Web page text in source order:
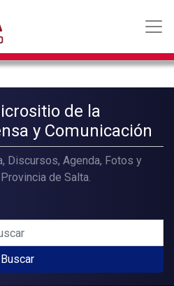
de la
y Comunicación
Discursos, Agenda, Fotos y
de Salta.
Buscar